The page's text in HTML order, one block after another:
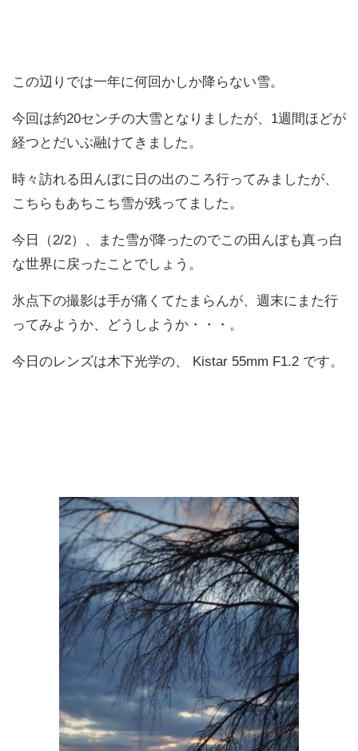
この辺りでは一年に何回かしか降らない雪。
今回は約20センチの大雪となりましたが、1週間ほどが
経つとだいぶ融けてきました。
時々訪れる田んぼに日の出のころ行ってみましたが、
こちらもあちこち雪が残ってました。
今日（2/2）、また雪が降ったのでこの田んぼも真っ白
な世界に戻ったことでしょう。
氷点下の撮影は手が痛くてたまらんが、週末にまた行
ってみようか、どうしようか・・・。
今日のレンズは木下光学の、 Kistar 55mm F1.2 です。